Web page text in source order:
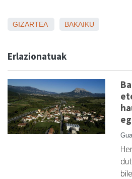
GIZARTEA BAKAIKU
Erlazionatuak